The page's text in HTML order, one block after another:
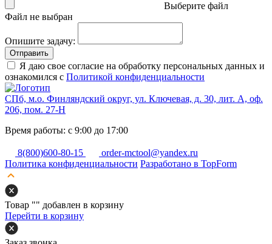
Выберите файл
Файл не выбран
Опишите задачу:
Отправить
Я даю свое согласие на обработку персональных данных и
ознакомился с Политикой конфиденциальности
СПб, м.о. Финляндский округ, ул. Ключевая, д. 30, лит. А, оф.
206, пом. 27-Н
Время работы: с 9:00 до 17:00
8(800)600-80-15
order-mctool@yandex.ru
Политика конфиденциальности Разработано в TopForm
Товар "" добавлен в корзину
Перейти в корзину